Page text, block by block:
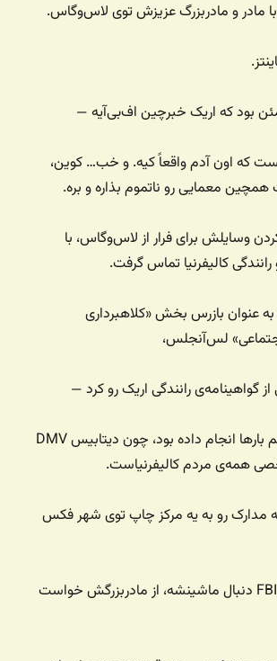
مادر و مادربزرگ عزیزش توی لاس‌وگاس.
بود که اریک خبرچین اف‌بی‌آیه —
که اون آدم واقعاً کیه. و خب… کوین،
معمایی رو ناتموم بذاره و بره.
وسایلش برای فرار از لاس‌وگاس، با
رانندگی کالیفرنیا تماس گرفت.
عنوان بازرس بخش «کلاهبرداری
لس‌آنجلس،
گواهینامه‌ی رانندگی اریک رو کرد —
یه کاری که قبلاً هم بارها انجام داده بود، چون دیتابیس DMV
همه‌ی مردم کالیفرنیاست.
مدارک رو به یه مرکز چاپ توی شهر فکس
چون می‌دونست FBI دنبال ماشینشه، از مادربزرگش خواست